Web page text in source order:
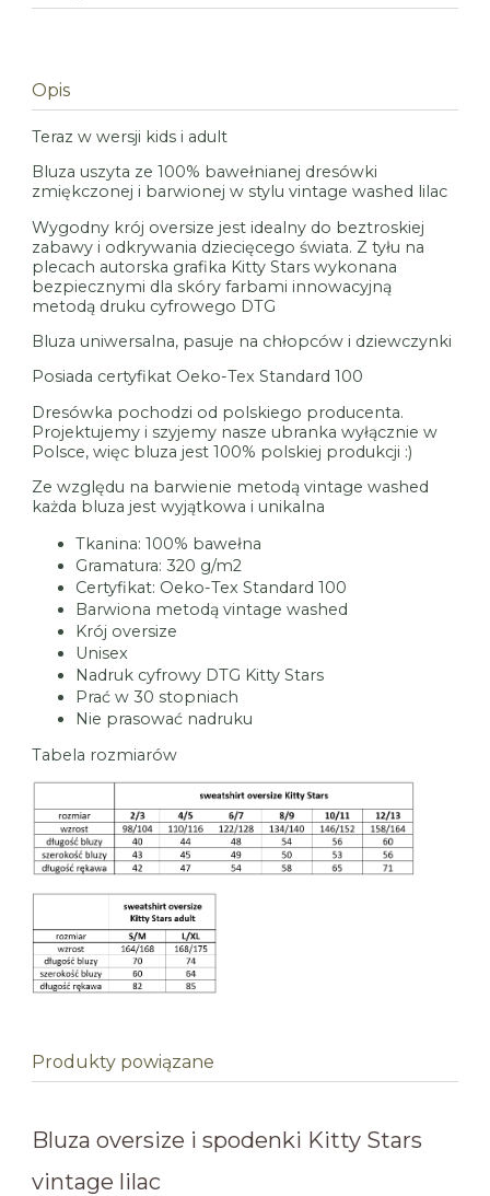
Opis
Teraz w wersji kids i adult
Bluza uszyta ze 100% bawełnianej dresówki
zmiękczonej i barwionej w stylu vintage washed lilac
Wygodny krój oversize jest idealny do beztroskiej
zabawy i odkrywania dziecięcego świata. Z tyłu na
plecach autorska grafika Kitty Stars wykonana
bezpiecznymi dla skóry farbami innowacyjną
metodą druku cyfrowego DTG
Bluza uniwersalna, pasuje na chłopców i dziewczynki
Posiada certyfikat Oeko-Tex Standard 100
Dresówka pochodzi od polskiego producenta.
Projektujemy i szyjemy nasze ubranka wyłącznie w
Polsce, więc bluza jest 100% polskiej produkcji :)
Ze względu na barwienie metodą vintage washed
każda bluza jest wyjątkowa i unikalna
Tkanina: 100% bawełna
Gramatura: 320 g/m2
Certyfikat: Oeko-Tex Standard 100
Barwiona metodą vintage washed
Krój oversize
Unisex
Nadruk cyfrowy DTG Kitty Stars
Prać w 30 stopniach
Nie prasować nadruku
Tabela rozmiarów
Produkty powiązane
Bluza oversize i spodenki Kitty Stars
vintage lilac